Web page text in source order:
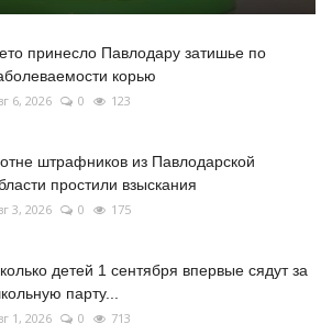
принесло Павлодару затишье по
корью
6, 2026 0 123
штрафников из Павлодарской
простили взыскания
3, 2026 0 175
детей 1 сентября впервые сядут за
парту...
1, 2026 0 713